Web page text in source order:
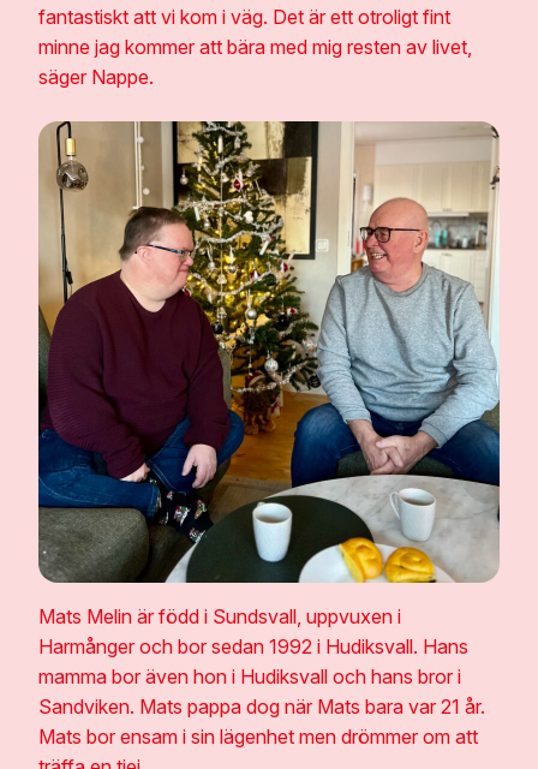
fantastiskt att vi kom i väg. Det är ett otroligt fint
minne jag kommer att bära med mig resten av livet,
säger Nappe.
Mats Melin är född i Sundsvall, uppvuxen i
Harmånger och bor sedan 1992 i Hudiksvall. Hans
mamma bor även hon i Hudiksvall och hans bror i
Sandviken. Mats pappa dog när Mats bara var 21 år.
Mats bor ensam i sin lägenhet men drömmer om att